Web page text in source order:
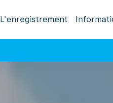
L'enregistrement